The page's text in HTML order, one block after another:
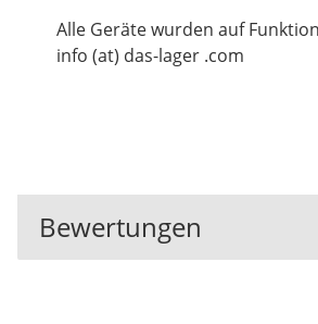
Alle Geräte wurden auf
info (at) das-lager .com
Bewertungen